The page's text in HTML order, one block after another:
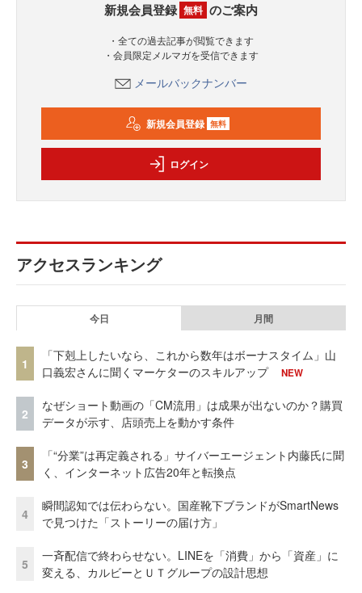
新規会員登録 無料 のご案内
・全ての過去記事が閲覧できます
・会員限定メルマガを受信できます
メールバックナンバー
新規会員登録 無料
ログイン
アクセスランキング
今日 月間
1
「下剋上したいなら、これから数年はボーナスタイム」山
口義宏さんに聞くマーケターのスキルアップ
NEW
2
なぜショート動画の「CM流用」は成果が出ないのか？購買
データが示す、店頭売上を動かす条件
3
「“分業”は再定義される」サイバーエージェント内藤氏に聞
く、インターネット広告20年と転換点
4
瞬間認知では伝わらない。国産靴下ブランドがSmartNews
で見つけた「ストーリーの届け方」
5
一斉配信で終わらせない。LINEを「消費」から「資産」に
変える、カルビーとＵＴグループの設計思想